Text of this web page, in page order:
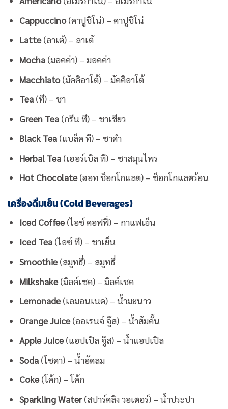
Cappuccino(คาปูชิโน่) – คาปูชิโน่
Latte(ลาเต้) – ลาเต้
Mocha(มอคค่า) – มอคค่า
Macchiato(มัคคิอาโต้) – มัคคิอาโต้
Tea(ที) – ชา
Green Tea(กรีน ที) – ชาเขียว
Black Tea(แบล็ค ที) – ชาดำ
Herbal Tea(เฮอร์เบิล ที) – ชาสมุนไพร
Hot Chocolate(ฮอท ช็อกโกแลต) – ช็อกโกแลตร้อน
เครื่องดื่มเย็น (Cold Beverages)
Iced Coffee(ไอซ์ คอฟฟี่) – กาแฟเย็น
Iced Tea(ไอซ์ ที) – ชาเย็น
Smoothie(สมูทธี่) – สมูทธี่
Milkshake(มิลค์เชค) – มิลค์เชค
Lemonade(เลมอนเนด) – น้ำมะนาว
Orange Juice(ออเรนจ์ จู๊ส) – น้ำส้มคั้น
Apple Juice(แอปเปิล จู๊ส) – น้ำแอปเปิล
Soda(โซดา) – น้ำอัดลม
Coke(โค้ก) – โค้ก
Sparkling Water(สปาร์คลิง วอเตอร์) – น้ำประปา